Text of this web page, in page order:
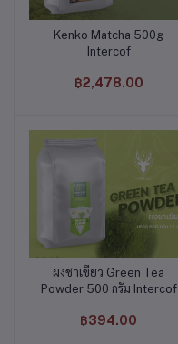
หยิบใส่ตะกร้า
Kenko Matcha 500g
Intercof
฿2,478.00
หยิบใส่ตะกร้า
ผงชาเขียว Green Tea
Powder 500 กรัม Intercof
฿394.00